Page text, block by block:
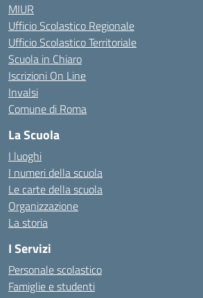
MIUR
Ufficio Scolastico Regionale
Ufficio Scolastico Territoriale
Scuola in Chiaro
Iscrizioni On Line
Invalsi
Comune di Roma
La Scuola
I luoghi
I numeri della scuola
Le carte della scuola
Organizzazione
La storia
I Servizi
Personale scolastico
Famiglie e studenti